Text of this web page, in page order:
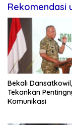
Rekomendasi
Bekali
Tekankan
Komunikasi